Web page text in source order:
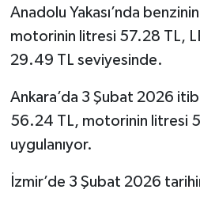
Anadolu Yakası’nda
motorinin litresi 57.28 TL,
29.49 TL seviyesinde.
Ankara’da 3 Şubat 2026
56.24 TL, motorinin litresi
uygulanıyor.
İzmir’de 3 Şubat 2026